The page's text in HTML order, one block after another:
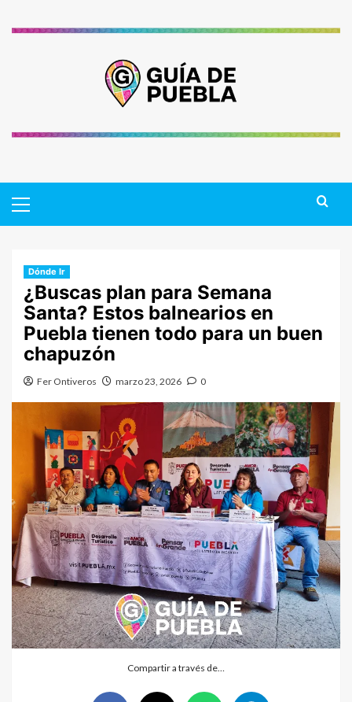
Menu
Dónde Ir
¿Buscas plan para Semana
Santa? Estos balnearios en
Puebla tienen todo para un buen
chapuzón
Fer Ontiveros marzo 23, 2026 0
Compartir a través de…